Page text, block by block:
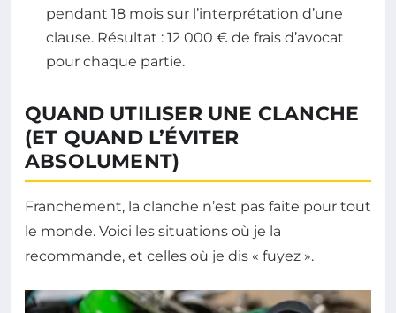
pendant 18 mois sur l’interprétation d’une
clause. Résultat : 12 000 € de frais d’avocat
pour chaque partie.
QUAND UTILISER UNE CLANCHE
(ET QUAND L’ÉVITER
ABSOLUMENT)
Franchement, la clanche n’est pas faite pour tout
le monde. Voici les situations où je la
recommande, et celles où je dis « fuyez ».